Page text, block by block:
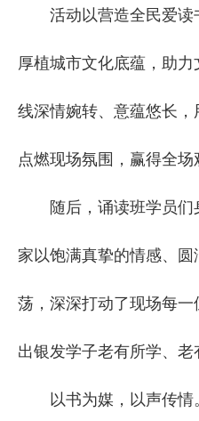
活动以营造全民爱读书
厚植城市文化底蕴，助
线深情婉转、意蕴悠长
点燃现场氛围，赢得全场
随后，诵读班学员们身
家以饱满真挚的情感、
荡，深深打动了现场每
出银发学子老有所学、
以书为媒，以声传情。